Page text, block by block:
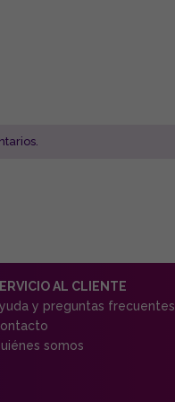
AL CLIENTE
y preguntas frecuentes
somos